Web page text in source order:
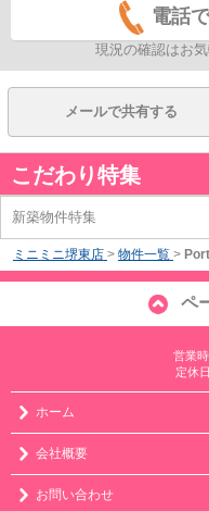
電話
現況の確認はお
メールで共有する
こだわり特集
新築物件特集
ミニミニ堺東店 > 物件一覧 >
ペ
営業
定休
ホーム
会社概要
お問い合わせ